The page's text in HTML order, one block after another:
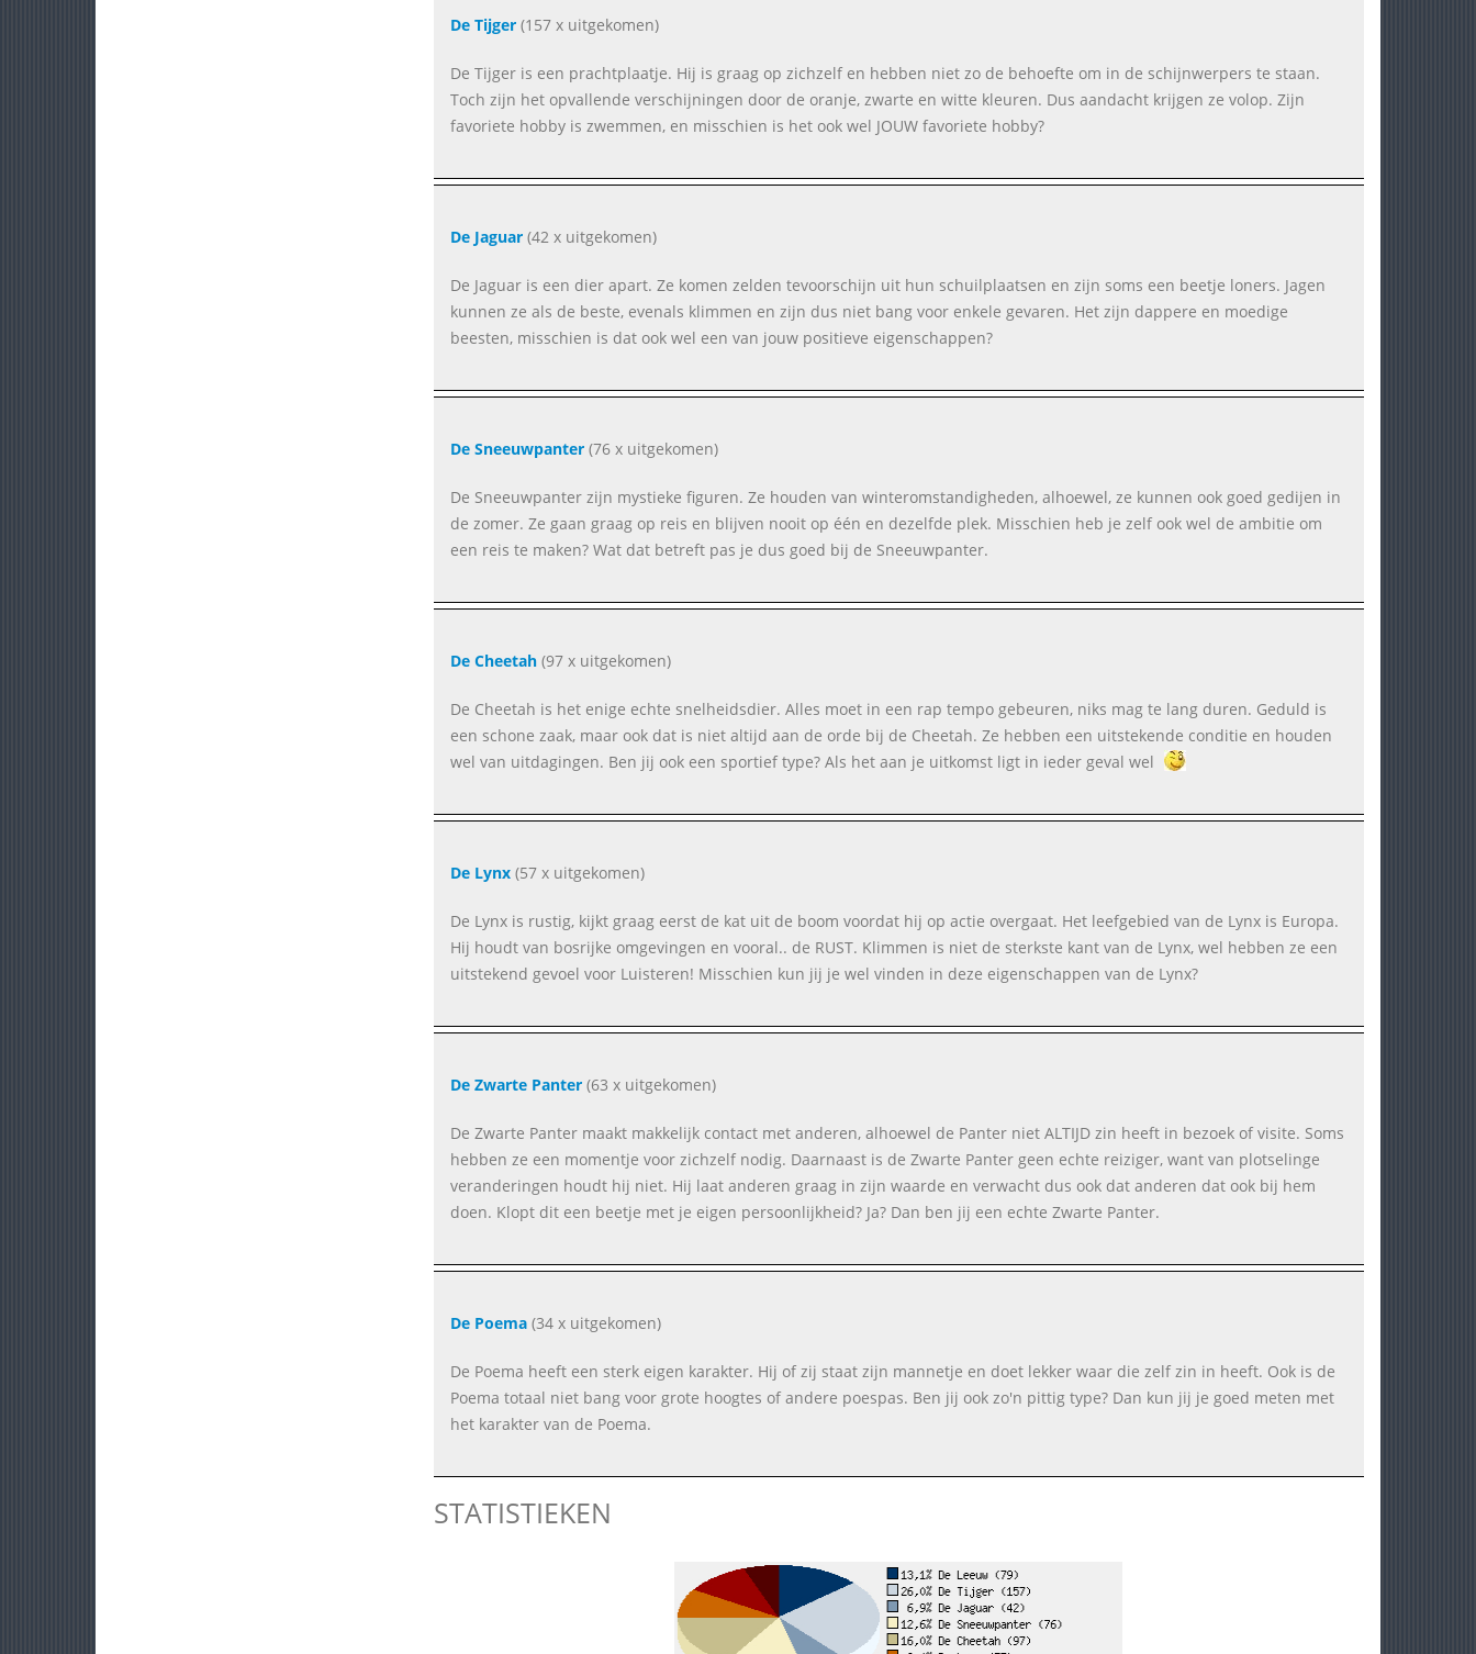
De Tijger(157 x uitgekomen)
De Tijger is een prachtplaatje. Hij is graag op zichzelf en hebben niet zo de behoefte om in de schijnwerpers te staan.
Toch zijn het opvallende verschijningen door de oranje, zwarte en witte kleuren. Dus aandacht krijgen ze volop. Zijn
favoriete hobby is zwemmen, en misschien is het ook wel JOUW favoriete hobby?
De Jaguar(42 x uitgekomen)
De Jaguar is een dier apart. Ze komen zelden tevoorschijn uit hun schuilplaatsen en zijn soms een beetje loners. Jagen
kunnen ze als de beste, evenals klimmen en zijn dus niet bang voor enkele gevaren. Het zijn dappere en moedige
beesten, misschien is dat ook wel een van jouw positieve eigenschappen?
De Sneeuwpanter(76 x uitgekomen)
De Sneeuwpanter zijn mystieke figuren. Ze houden van winteromstandigheden, alhoewel, ze kunnen ook goed gedijen in
de zomer. Ze gaan graag op reis en blijven nooit op één en dezelfde plek. Misschien heb je zelf ook wel de ambitie om
een reis te maken? Wat dat betreft pas je dus goed bij de Sneeuwpanter.
De Cheetah(97 x uitgekomen)
De Cheetah is het enige echte snelheidsdier. Alles moet in een rap tempo gebeuren, niks mag te lang duren. Geduld is
een schone zaak, maar ook dat is niet altijd aan de orde bij de Cheetah. Ze hebben een uitstekende conditie en houden
wel van uitdagingen. Ben jij ook een sportief type? Als het aan je uitkomst ligt in ieder geval wel
De Lynx(57 x uitgekomen)
De Lynx is rustig, kijkt graag eerst de kat uit de boom voordat hij op actie overgaat. Het leefgebied van de Lynx is Europa.
Hij houdt van bosrijke omgevingen en vooral.. de RUST. Klimmen is niet de sterkste kant van de Lynx, wel hebben ze een
uitstekend gevoel voor Luisteren! Misschien kun jij je wel vinden in deze eigenschappen van de Lynx?
De Zwarte Panter(63 x uitgekomen)
De Zwarte Panter maakt makkelijk contact met anderen, alhoewel de Panter niet ALTIJD zin heeft in bezoek of visite. Soms
hebben ze een momentje voor zichzelf nodig. Daarnaast is de Zwarte Panter geen echte reiziger, want van plotselinge
veranderingen houdt hij niet. Hij laat anderen graag in zijn waarde en verwacht dus ook dat anderen dat ook bij hem
doen. Klopt dit een beetje met je eigen persoonlijkheid? Ja? Dan ben jij een echte Zwarte Panter.
De Poema(34 x uitgekomen)
De Poema heeft een sterk eigen karakter. Hij of zij staat zijn mannetje en doet lekker waar die zelf zin in heeft. Ook is de
Poema totaal niet bang voor grote hoogtes of andere poespas. Ben jij ook zo'n pittig type? Dan kun jij je goed meten met
het karakter van de Poema.
STATISTIEKEN